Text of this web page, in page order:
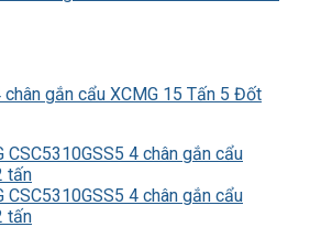
chân gắn cẩu XCMG 15 Tấn 5 Đốt